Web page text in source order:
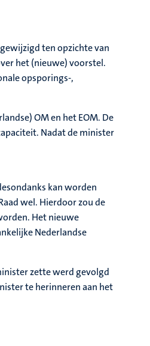
ten opzichte van
het (nieuwe) voorstel.
opsporings-,
OM en het EOM. De
Nadat de minister
kan worden
wel. Hierdoor zou de
Het nieuwe
Nederlandse
zette werd gevolgd
te herinneren aan het